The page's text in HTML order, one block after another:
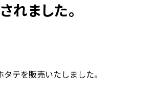
れました。
テを販売いたしました。